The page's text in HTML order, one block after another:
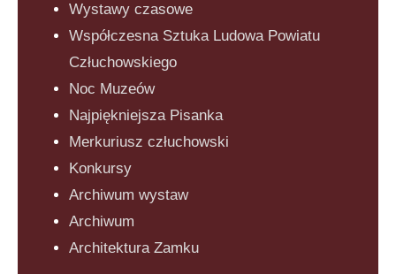
Wystawy czasowe
Współczesna Sztuka Ludowa Powiatu
Człuchowskiego
Noc Muzeów
Najpiękniejsza Pisanka
Merkuriusz człuchowski
Konkursy
Archiwum wystaw
Archiwum
Architektura Zamku